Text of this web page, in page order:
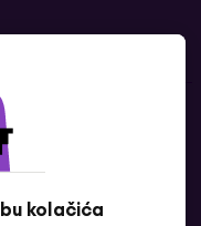
kolačića